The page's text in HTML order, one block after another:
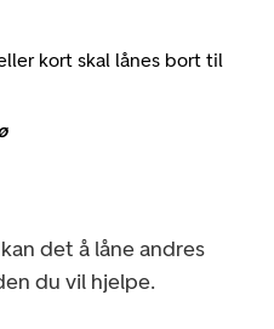
kort skal lånes bort til
det å låne andres
du vil hjelpe.